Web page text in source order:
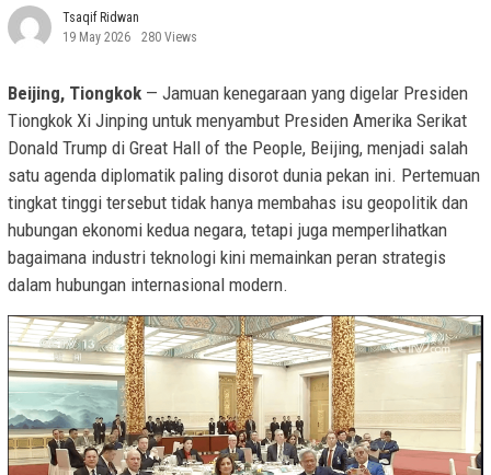
Tsaqif Ridwan
19 May 2026
280 Views
Beijing, Tiongkok — Jamuan kenegaraan yang digelar Presiden
Tiongkok Xi Jinping untuk menyambut Presiden Amerika Serikat
Donald Trump di Great Hall of the People, Beijing, menjadi salah
satu agenda diplomatik paling disorot dunia pekan ini. Pertemuan
tingkat tinggi tersebut tidak hanya membahas isu geopolitik dan
hubungan ekonomi kedua negara, tetapi juga memperlihatkan
bagaimana industri teknologi kini memainkan peran strategis
dalam hubungan internasional modern.